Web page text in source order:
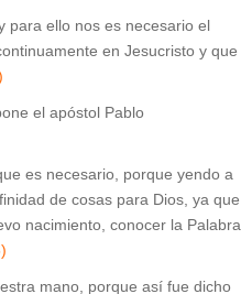
para ello nos es necesario el
en Jesucristo y que
el apóstol Pablo
es necesario, porque yendo a
de cosas para Dios, ya que
nacimiento, conocer la Palabra
mano, porque así fue dicho